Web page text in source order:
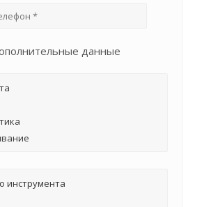
данные
инструмента